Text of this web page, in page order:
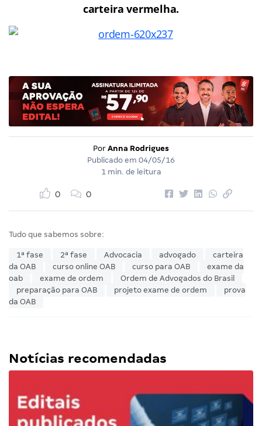
carteira vermelha.
Por Anna Rodrigues
Publicado em 04/05/16
1 min. de leitura
0 0
Tudo que sabemos sobre:
1ª fase 2ª fase Advocacia advogado
carteira
da OAB
curso online OAB curso para OAB
exame da
oab
exame de ordem
Ordem de Advogados do Brasil
preparação para OAB
projeto exame de ordem
prova
da OAB
Notícias recomendadas